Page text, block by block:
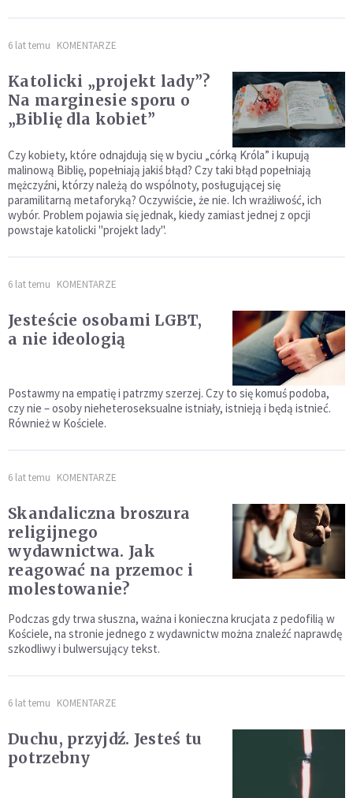
6 lat temu KOMENTARZE
Katolicki „projekt lady”?
Na marginesie sporu o
„Biblię dla kobiet”
Czy kobiety, które odnajdują się w byciu „córką Króla” i kupują
malinową Biblię, popełniają jakiś błąd? Czy taki błąd popełniają
mężczyźni, którzy należą do wspólnoty, posługującej się
paramilitarną metaforyką? Oczywiście, że nie. Ich wrażliwość, ich
wybór. Problem pojawia się jednak, kiedy zamiast jednej z opcji
powstaje katolicki "projekt lady".
6 lat temu KOMENTARZE
Jesteście osobami LGBT,
a nie ideologią
Postawmy na empatię i patrzmy szerzej. Czy to się komuś podoba,
czy nie – osoby nieheteroseksualne istniały, istnieją i będą istnieć.
Również w Kościele.
6 lat temu KOMENTARZE
Skandaliczna broszura
religijnego
wydawnictwa. Jak
reagować na przemoc i
molestowanie?
Podczas gdy trwa słuszna, ważna i konieczna krucjata z pedofilią w
Kościele, na stronie jednego z wydawnictw można znaleźć naprawdę
szkodliwy i bulwersujący tekst.
6 lat temu KOMENTARZE
Duchu, przyjdź. Jesteś tu
potrzebny